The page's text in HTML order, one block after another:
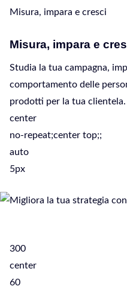
Misura, impara e cresci
Misura, impara e
Studia la tua campagna,
comportamento delle
prodotti per la tua clientela.
center
no-repeat;center top;;
auto
5px
300
center
60